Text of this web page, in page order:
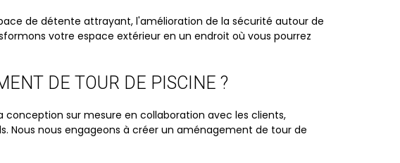
de détente attrayant, l'amélioration de la sécurité autour de
votre espace extérieur en un endroit où vous pourrez
DE TOUR DE PISCINE ?
sur mesure en collaboration avec les clients,
Nous nous engageons à créer un aménagement de tour de